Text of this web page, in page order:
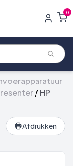
0
/HP
Afdrukken